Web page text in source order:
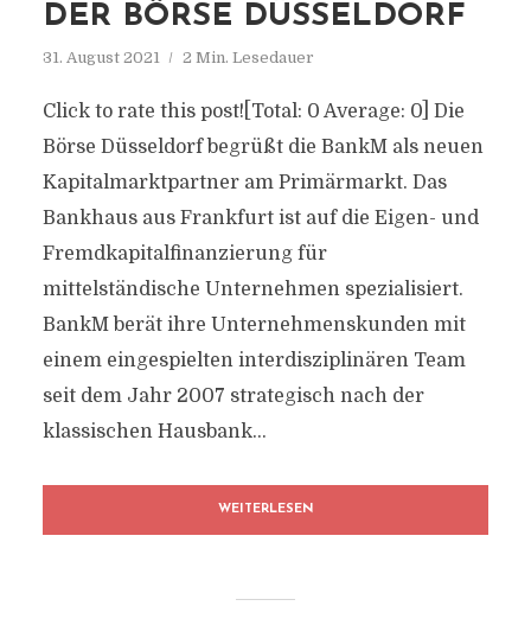
DER BÖRSE DÜSSELDORF
31. August 2021 2 Min. Lesedauer
Click to rate this post![Total: 0 Average: 0] Die
Börse Düsseldorf begrüßt die BankM als neuen
Kapitalmarktpartner am Primärmarkt. Das
Bankhaus aus Frankfurt ist auf die Eigen- und
Fremdkapitalfinanzierung für
mittelständische Unternehmen spezialisiert.
BankM berät ihre Unternehmenskunden mit
einem eingespielten interdisziplinären Team
seit dem Jahr 2007 strategisch nach der
klassischen Hausbank...
WEITERLESEN